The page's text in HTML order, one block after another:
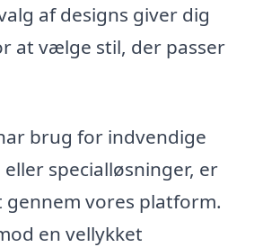
af designs giver dig
at vælge stil, der passer
brug for indvendige
specialløsninger, er
vores platform.
en vellykket